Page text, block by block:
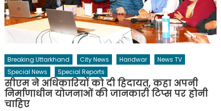
Breaking Uttarkhand City News Haridwar
News TV
Special News
Special Reports
सीएम ने अधिकारियों को दी हिदायत, कहा अपनी
निर्माणाधीन योजनाओं की जानकारी टिप्स पर होनी
चाहिए